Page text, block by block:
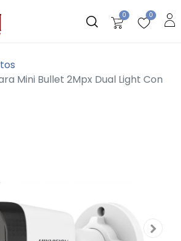
0 0
Mini Bullet 2Mpx Dual Light Con